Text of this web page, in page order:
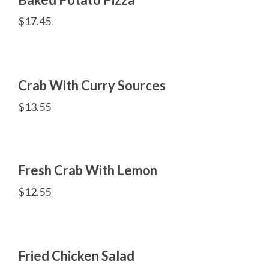
$17.45
Crab With Curry Sources
$13.55
Fresh Crab With Lemon
$12.55
Fried Chicken Salad